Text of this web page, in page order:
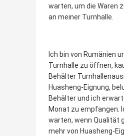
warten, um die Waren
an meiner Turnhalle.
Ich bin von Rumänien
Turnhalle zu öffnen,
Behälter
Huasheng-Eignung,
Behälter und ich
Monat zu empfangen.
warten, wenn Qualität
mehr von Huasheng-